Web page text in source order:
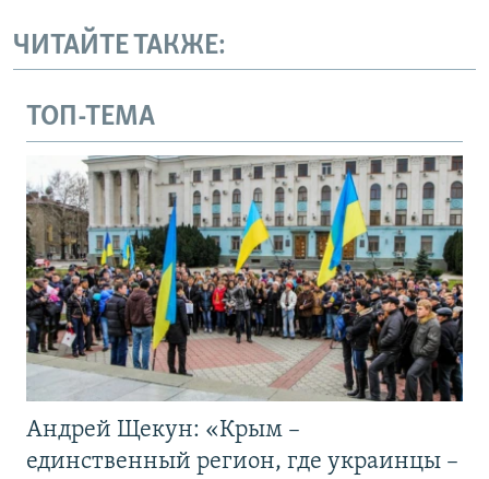
ЧИТАЙТЕ ТАКЖЕ:
ТОП-ТЕМА
Андрей Щекун: «Крым –
единственный регион, где украинцы –